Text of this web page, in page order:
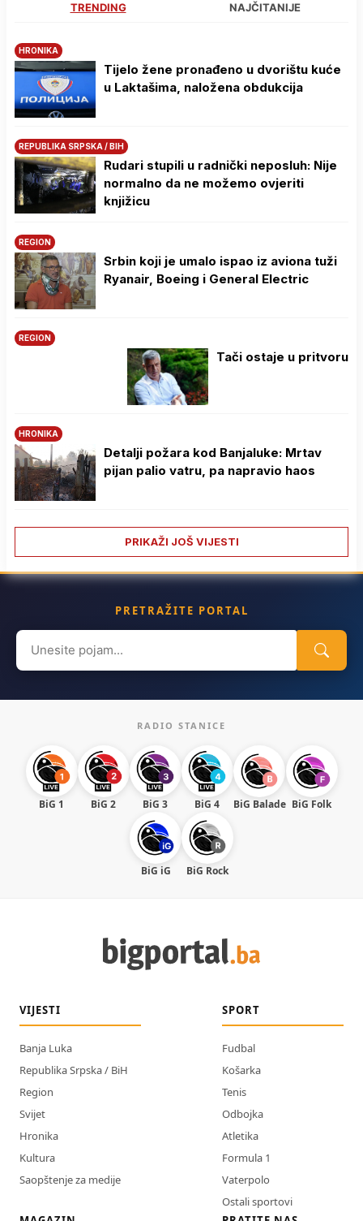
TRENDING NAJČITANIJE
HRONIKA
Tijelo žene pronađeno u dvorištu kuće
u Laktašima, naložena obdukcija
REPUBLIKA SRPSKA / BIH
Rudari stupili u radnički neposluh: Nije
normalno da ne možemo ovjeriti
knjižicu
REGION
Srbin koji je umalo ispao iz aviona tuži
Ryanair, Boeing i General Electric
REGION
Tači ostaje u pritvoru
HRONIKA
Detalji požara kod Banjaluke: Mrtav
pijan palio vatru, pa napravio haos
PRIKAŽI JOŠ VIJESTI
PRETRAŽITE PORTAL
Search
for:
RADIO STANICE
BiG 1 BiG 2 BiG 3 BiG 4 BiG Balade BiG Folk
BiG iG BiG Rock
VIJESTI
Banja Luka
Republika Srpska / BiH
Region
Svijet
Hronika
Kultura
Saopštenje za medije
SPORT
Fudbal
Košarka
Tenis
Odbojka
Atletika
Formula 1
Vaterpolo
Ostali sportovi